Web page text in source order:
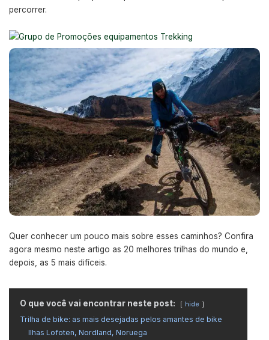
percorrer.
Quer conhecer um pouco mais sobre esses caminhos? Confira
agora mesmo neste artigo as 20 melhores trilhas do mundo e,
depois, as 5 mais difíceis.
O que você vai encontrar neste post: hide
Trilha de bike: as mais desejadas pelos amantes de bike
Ilhas Lofoten, Nordland, Noruega